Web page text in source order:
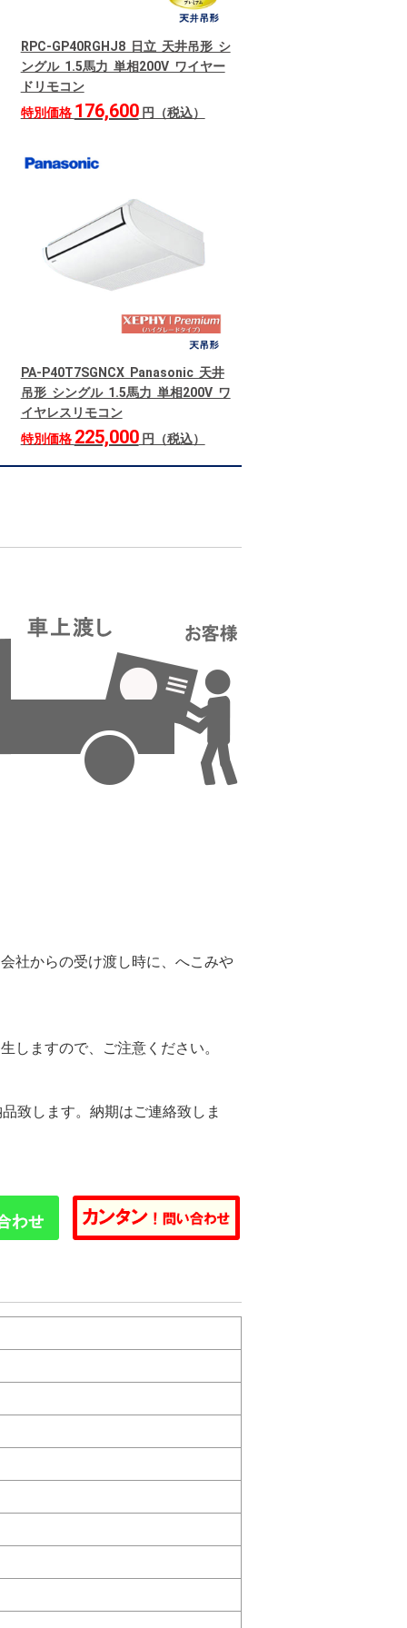
RPC-GP40RGHJ8 日立 天井吊形 シ
ングル 1.5馬力 単相200V ワイヤー
ドリモコン
特別価格 176,600円（税込）
PA-P40T7SGNCX Panasonic 天井
吊形 シングル 1.5馬力 単相200V ワ
イヤレスリモコン
特別価格 225,000円（税込）
社からの受け渡し時に、へこみや
しますので、ご注意ください。
致します。納期はご連絡致しま